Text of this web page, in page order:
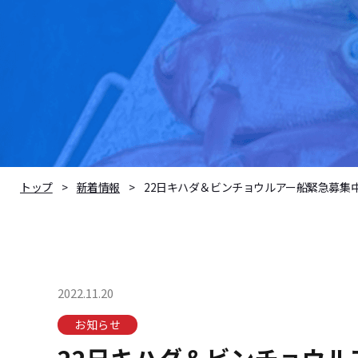
トップ 新着情報 22日キハダ＆ビンチョウルアー船緊急募集
2022.11.20
お知らせ